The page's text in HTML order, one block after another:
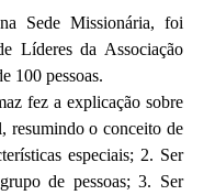
Sede Missionária, foi
Líderes da Associação
100 pessoas.
fez a explicação sobre
resumindo o conceito de
especiais; 2. Ser
de pessoas; 3. Ser